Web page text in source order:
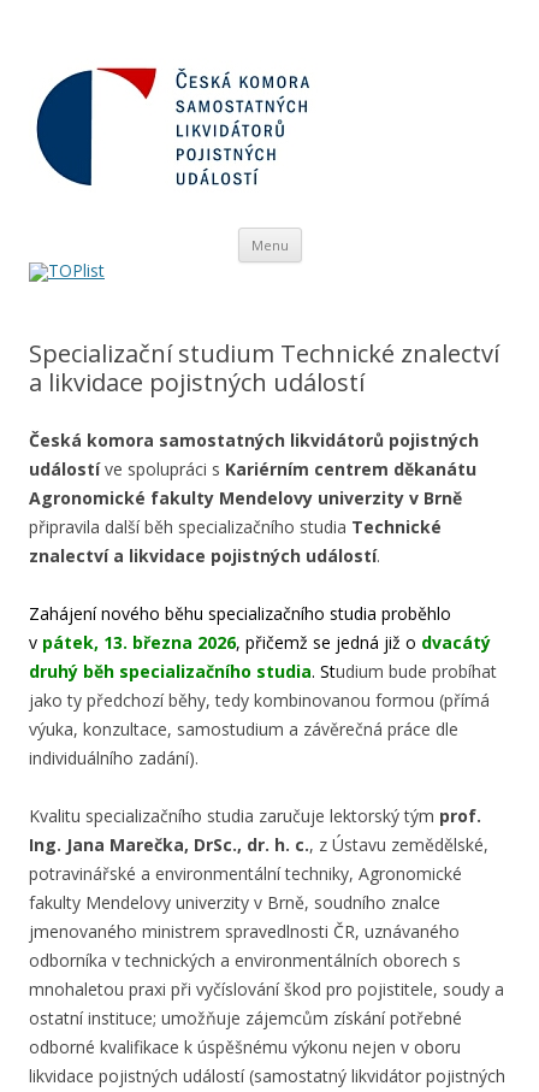
Menu Přejít
obsahu
Specializační studium Technické znalectví
a likvidace pojistných událostí
Česká komora samostatných likvidátorů pojistných
událostíve spolupráci s Kariérním centrem děkanátu
Agronomické fakulty Mendelovy univerzity v Brně
připravila další běh specializačního studia Technické
znalectví a likvidace pojistných událostí.
Zahájení nového běhu specializačního studia proběhlo
v pátek, 13. března 2026, přičemž se jedná již o dvacátý
druhý běh specializačního studia. Studium bude probíhat
jako ty předchozí běhy, tedy kombinovanou formou (přímá
výuka, konzultace, samostudium a závěrečná práce dle
individuálního zadání).
Kvalitu specializačního studia zaručuje lektorský tým prof.
Ing. Jana Marečka, DrSc., dr. h. c., z Ústavu zemědělské,
potravinářské a environmentální techniky, Agronomické
fakulty Mendelovy univerzity v Brně, soudního znalce
jmenovaného ministrem spravedlnosti ČR, uznávaného
odborníka v technických a environmentálních oborech s
mnohaletou praxi při vyčíslování škod pro pojistitele, soudy a
ostatní instituce; umožňuje zájemcům získání potřebné
odborné kvalifikace k úspěšnému výkonu nejen v oboru
likvidace pojistných událostí (samostatný likvidátor pojistných